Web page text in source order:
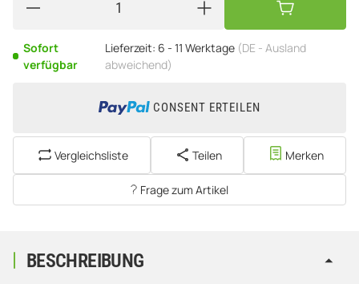
Sofort
verfügbar
Lieferzeit: 6 - 11 Werktage (DE - Ausland
abweichend)
CONSENT ERTEILEN
Vergleichsliste Teilen Merken
Frage zum Artikel
BESCHREIBUNG